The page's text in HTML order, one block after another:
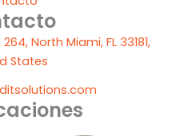
North Miami, FL 33181,
States